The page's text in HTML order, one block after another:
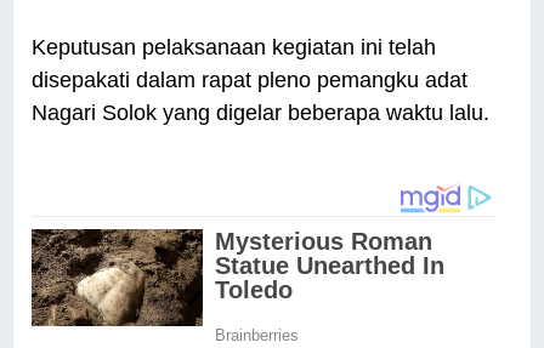
Keputusan pelaksanaan kegiatan ini telah
disepakati dalam rapat pleno pemangku adat
Nagari Solok yang digelar beberapa waktu lalu.